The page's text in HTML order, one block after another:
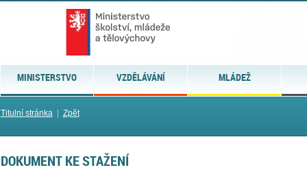
MINISTERSTVO VZDĚLÁVÁNÍ MLÁDEŽ
Titulní stránka| Zpět
DOKUMENT KE STAŽENÍ